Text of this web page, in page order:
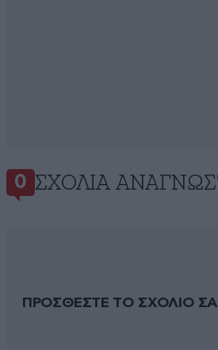
0 ΣΧΌΛΙΑ
ΠΡΟΣΘΕΣΤΕ ΤΟ ΣΧΟΛΙΟ